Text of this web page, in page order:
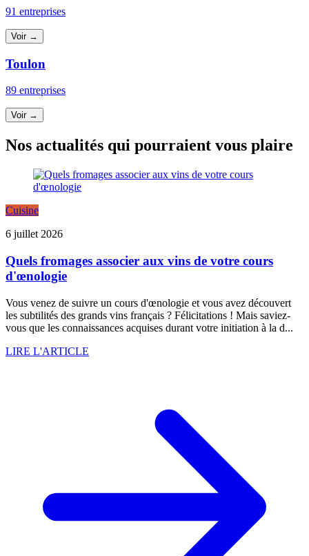
91 entreprises
Voir →
Toulon
89 entreprises
Voir →
Nos actualités qui pourraient vous plaire
Cuisine
6 juillet 2026
Quels fromages associer aux vins de votre cours
d'œnologie
Vous venez de suivre un cours d'œnologie et vous avez découvert
les subtilités des grands vins français ? Félicitations ! Mais saviez-
vous que les connaissances acquises durant votre initiation à la d...
LIRE L'ARTICLE